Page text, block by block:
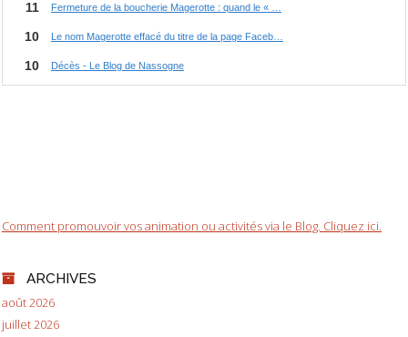
Comment promouvoir vos animation ou activités via le Blog. Cliquez ici.
ARCHIVES
août 2026
juillet 2026